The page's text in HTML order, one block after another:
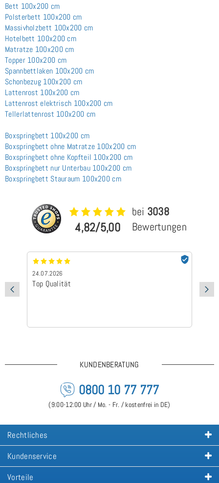
Bett 100x200 cm
Polsterbett 100x200 cm
Massivholzbett 100x200 cm
Hotelbett 100x200 cm
Matratze 100x200 cm
Topper 100x200 cm
Spannbettlaken 100x200 cm
Schonbezug 100x200 cm
Lattenrost 100x200 cm
Lattenrost elektrisch 100x200 cm
Tellerlattenrost 100x200 cm
Boxspringbett 100x200 cm
Boxspringbett ohne Matratze 100x200 cm
Boxspringbett ohne Kopfteil 100x200 cm
Boxspringbett nur Unterbau 100x200 cm
Boxspringbett Stauraum 100x200 cm
4,82/5,00
bei 3038
Bewertungen
24.07.2026
Top Qualität
KUNDENBERATUNG
0800 10 77 777
(9:00-12:00 Uhr / Mo. - Fr. / kostenfrei in DE)
Rechtliches
Kundenservice
Vorteile